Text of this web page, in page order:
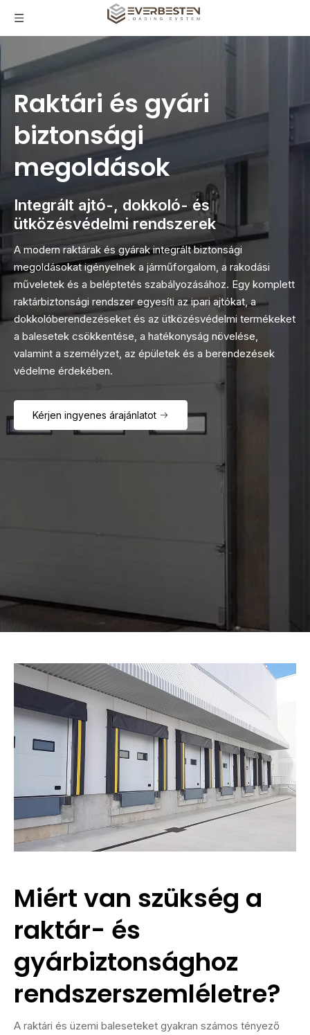
Raktári és gyári
biztonsági
megoldások
Integrált ajtó-, dokkoló- és
ütközésvédelmi rendszerek
A modern raktárak és gyárak integrált biztonsági
megoldásokat igényelnek a járműforgalom, a rakodási
műveletek és a beléptetés szabályozásához. Egy komplett
raktárbiztonsági rendszer egyesíti az ipari ajtókat, a
dokkolóberendezéseket és az ütközésvédelmi termékeket
a balesetek csökkentése, a hatékonyság növelése,
valamint a személyzet, az épületek és a berendezések
védelme érdekében.
Kérjen ingyenes árajánlatot
Miért van szükség a
raktár- és
gyárbiztonsághoz
rendszerszemléletre?
A raktári és üzemi baleseteket gyakran számos tényező